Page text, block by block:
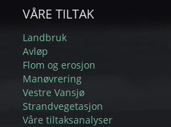
VÅRE TILTAK
Landbruk
Avløp
Flom og erosjon
Manøvrering
Vestre Vansjø
Strandvegetasjon
Våre tiltaksanalyser